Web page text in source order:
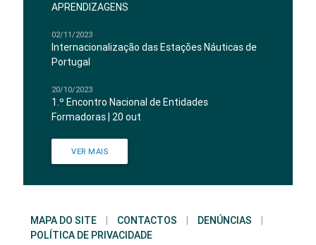
APRENDIZAGENS
02/11/2023
Internacionalização das Estações Náuticas de
Portugal
20/10/2023
1.º Encontro Nacional de Entidades
Formadoras | 20 out
VER MAIS
MAPA DO SITE CONTACTOS DENÚNCIAS
POLÍTICA DE PRIVACIDADE